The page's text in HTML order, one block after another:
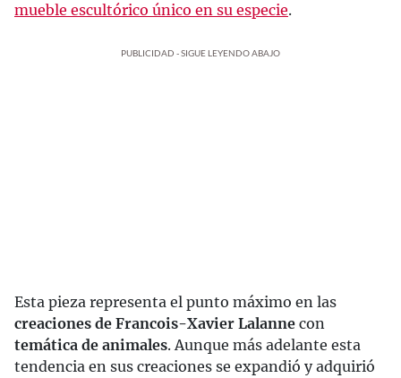
mueble escultórico único en su especie.
PUBLICIDAD - SIGUE LEYENDO ABAJO
Esta pieza representa el punto máximo en las
creaciones de Francois-Xavier Lalanne con
temática de animales. Aunque más adelante esta
tendencia en sus creaciones se expandió y adquirió